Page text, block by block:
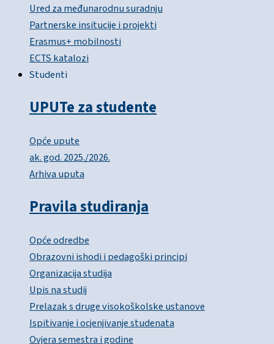
Ured za međunarodnu suradnju
Partnerske insitucije i projekti
Erasmus+ mobilnosti
ECTS katalozi
Studenti
UPUTe za studente
Opće upute
ak. god. 2025./2026.
Arhiva uputa
Pravila studiranja
Opće odredbe
Obrazovni ishodi i pedagoški principi
Organizacija studija
Upis na studij
Prelazak s druge visokoškolske ustanove
Ispitivanje i ocjenjivanje studenata
Ovjera semestra i godine